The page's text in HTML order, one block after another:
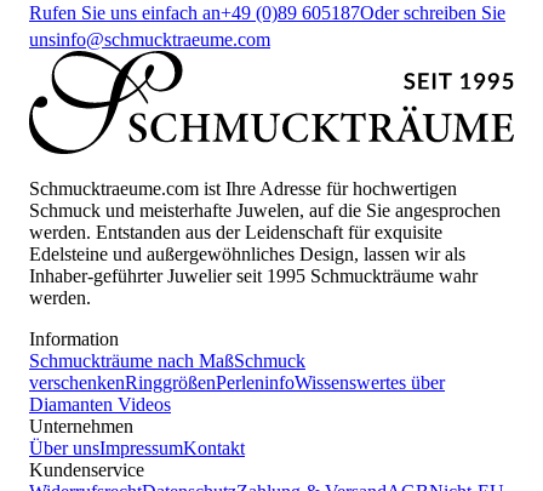
Rufen Sie uns einfach an+49 (0)89 605187Oder schreiben Sie
unsinfo@schmucktraeume.com
Schmucktraeume.com ist Ihre Adresse für hochwertigen
Schmuck und meisterhafte Juwelen, auf die Sie angesprochen
werden. Entstanden aus der Leidenschaft für exquisite
Edelsteine und außergewöhnliches Design, lassen wir als
Inhaber-geführter Juwelier seit 1995 Schmuckträume wahr
werden.
Information
Schmuckträume nach MaßSchmuck
verschenkenRinggrößenPerleninfoWissenswertes über
Diamanten Videos
Unternehmen
Über unsImpressumKontakt
Kundenservice